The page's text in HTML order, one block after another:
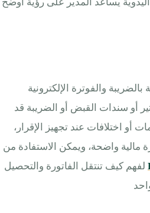
والفوترة الإلكترونية
أو سندات القبض أو الضريبة قد
أو اختلافات عند تجهيز الإقرار،
مالية واضحة، ويمكن الاستفادة من
لفهم كيف تنتقل الفاتورة والتحصيل